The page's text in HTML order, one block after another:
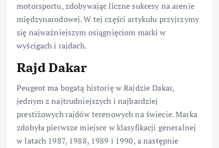
motorsportu, zdobywając liczne sukcesy na arenie
międzynarodowej. W tej części artykułu przyjrzymy
się najważniejszym osiągnięciom marki w
wyścigach i rajdach.
Rajd Dakar
Peugeot ma bogatą historię w Rajdzie Dakar,
jednym z najtrudniejszych i najbardziej
prestiżowych rajdów terenowych na świecie. Marka
zdobyła pierwsze miejsce w klasyfikacji generalnej
w latach 1987, 1988, 1989 i 1990, a następnie